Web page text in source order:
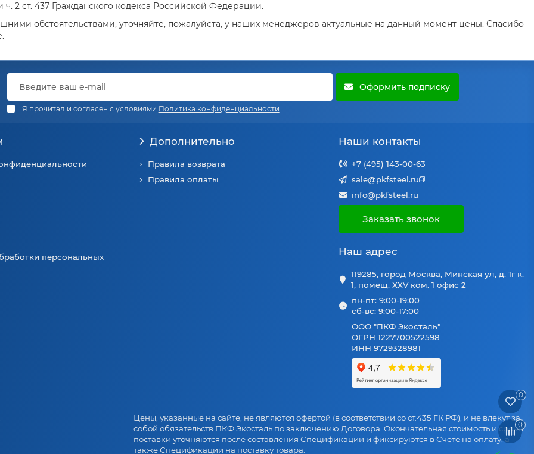
2 ст. 437 Гражданского кодекса Российской Федерации.
обстоятельствами, уточняйте, пожалуйста, у наших менеджеров актуальные на данный момент цены. Спасибо
Оформить подписку
Я прочитал и согласен с условиями Политика конфиденциальности
персональных
Дополнительно
Правила возврата
Правила оплаты
Наши контакты
+7 (495) 143-00-63
sale@pkfsteel.ru
info@pkfsteel.ru
Заказать звонок
Наш адрес
119285, город Москва, Минская ул, д. 1г к.
1, помещ. XXV ком. 1 офис 2
пн-пт: 9:00-19:00
сб-вс: 9:00-17:00
ООО "ПКФ Экосталь"
ОГРН 1227700522598
ИНН 9729328981
Цены, указанные на сайте, не являются офертой (в соответствии со ст.435 ГК РФ), и не влекут за
собой обязательств ПКФ Экосталь по заключению Договора. Окончательная стоимость и сроки
поставки уточняются после составления Спецификации и фиксируются в Счете на оплату, а
также Спецификации на поставку товара.
0
0